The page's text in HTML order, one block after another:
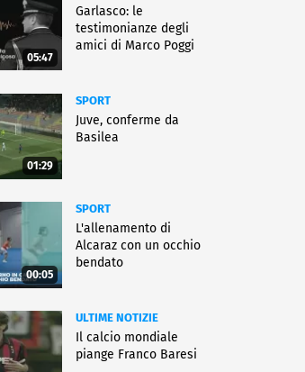
05:47
Garlasco: le
testimonianze degli
amici di Marco Poggi
01:29
SPORT
Juve, conferme da
Basilea
00:05
SPORT
L'allenamento di
Alcaraz con un occhio
bendato
ULTIME NOTIZIE
Il calcio mondiale
piange Franco Baresi